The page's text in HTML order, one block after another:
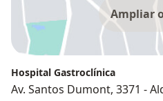
Ampliar
Hospital Gastroclínica
Av. Santos Dumont, 3371 -